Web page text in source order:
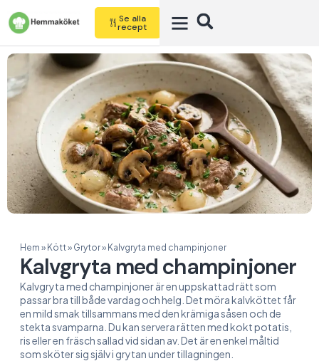
Se alla
recept
Hem » Kött» Grytor» Kalvgryta med champinjoner
Kalvgryta med champinjoner
Kalvgryta med champinjoner är en uppskattad rätt som
passar bra till både vardag och helg. Det möra kalvköttet får
en mild smak tillsammans med den krämiga såsen och de
stekta svamparna. Du kan servera rätten med kokt potatis,
ris eller en fräsch sallad vid sidan av. Det är en enkel måltid
som sköter sig själv i grytan under tillagningen.